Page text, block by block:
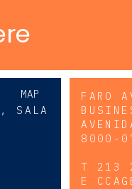
MAP
SALA
FARO
8000-
T 213
E